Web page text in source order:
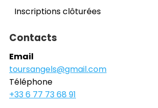
Inscriptions clôturées
Contacts
Email
toursangels@gmail.com
Téléphone
+33 6 77 73 68 91